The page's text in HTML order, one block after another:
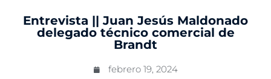
Entrevista || Juan Jesús Maldonado
delegado técnico comercial de
Brandt
febrero 19, 2024